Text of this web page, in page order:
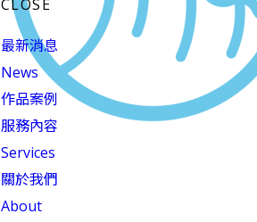
CLOSE
最新消息
News
作品案例
服務內容
Services
關於我們
About